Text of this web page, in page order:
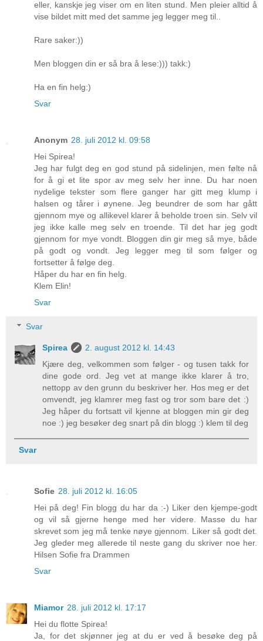
eller, kanskje jeg viser om en liten stund. Men pleier alltid å
vise bildet mitt med det samme jeg legger meg til..
Rare saker:))
Men bloggen din er så bra å lese:))) takk:)
Ha en fin helg:)
Svar
Anonym 28. juli 2012 kl. 09:58
Hei Spirea!
Jeg har fulgt deg en god stund på sidelinjen, men følte nå
for å gi et lite spor av meg selv her inne. Du har noen
nydelige tekster som flere ganger har gitt meg klump i
halsen og tårer i øynene. Jeg beundrer de som har gått
gjennom mye og allikevel klarer å beholde troen sin. Selv vil
jeg ikke kalle meg selv en troende. Til det har jeg godt
gjennom for mye vondt. Bloggen din gir meg så mye, både
på godt og vondt. Jeg legger meg til som følger og
fortsetter å følge deg.
Håper du har en fin helg.
Klem Elin!
Svar
Svar
Spirea
2. august 2012 kl. 14:43
Kjære deg, velkommen som følger - og tusen takk for
dine gode ord. Jeg vet at mange ikke klarer å tro,
nettopp av den grunn du beskriver her. Hos meg er det
omvendt, jeg klamrer meg fast og tror som bare det :)
Jeg håper du fortsatt vil kjenne at bloggen min gir deg
noe :) jeg besøker deg snart på din blogg :) klem til deg
Svar
Sofie 28. juli 2012 kl. 16:05
Hei på deg! Fin blogg du har da :-) Liker den kjempe-godt
og vil så gjerne henge med her videre. Masse du har
skrevet som jeg må tenke nøye gjennom. Liker så godt det.
Jeg gleder meg allerede til neste gang du skriver noe her.
Hilsen Sofie fra Drammen
Svar
Miamor 28. juli 2012 kl. 17:17
Hei du flotte Spirea!
Ja, for det skjønner jeg at du er ved å besøke deg på